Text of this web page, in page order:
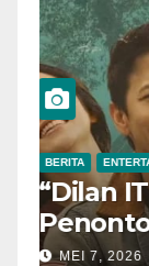
BERITA
“Dilan
MEI 7,